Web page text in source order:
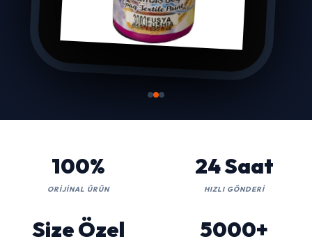
100%
ORIJINAL ÜRÜN
24 Saat
HIZLI GÖNDERI
Size Özel 5000+